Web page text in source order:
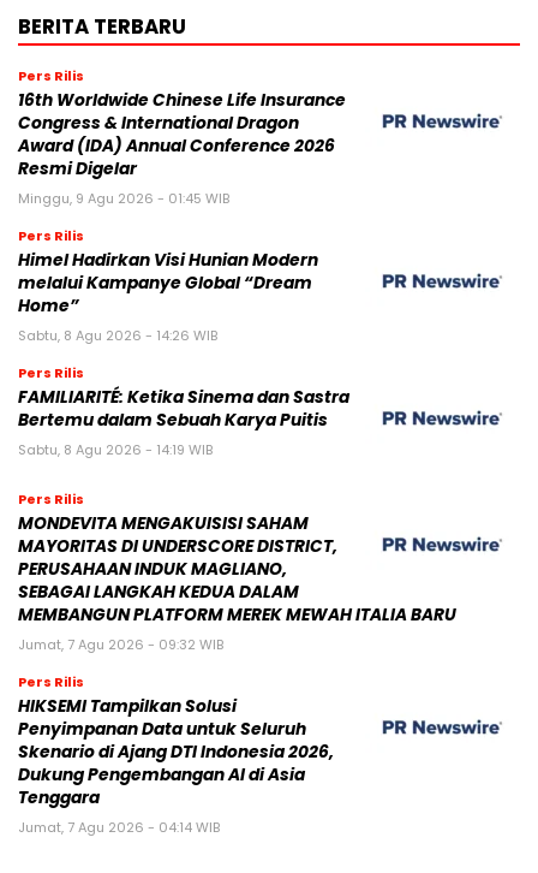
BERITA TERBARU
Pers Rilis
16th Worldwide Chinese Life Insurance
Congress & International Dragon
Award (IDA) Annual Conference 2026
Resmi Digelar
Minggu, 9 Agu 2026 - 01:45 WIB
Pers Rilis
Himel Hadirkan Visi Hunian Modern
melalui Kampanye Global “Dream
Home”
Sabtu, 8 Agu 2026 - 14:26 WIB
Pers Rilis
FAMILIARITÉ: Ketika Sinema dan Sastra
Bertemu dalam Sebuah Karya Puitis
Sabtu, 8 Agu 2026 - 14:19 WIB
Pers Rilis
MONDEVITA MENGAKUISISI SAHAM
MAYORITAS DI UNDERSCORE DISTRICT,
PERUSAHAAN INDUK MAGLIANO,
SEBAGAI LANGKAH KEDUA DALAM
MEMBANGUN PLATFORM MEREK MEWAH ITALIA BARU
Jumat, 7 Agu 2026 - 09:32 WIB
Pers Rilis
HIKSEMI Tampilkan Solusi
Penyimpanan Data untuk Seluruh
Skenario di Ajang DTI Indonesia 2026,
Dukung Pengembangan AI di Asia
Tenggara
Jumat, 7 Agu 2026 - 04:14 WIB